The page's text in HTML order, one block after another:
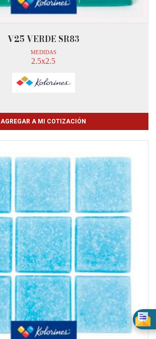
V25 VERDE SR83
MEDIDAS
2.5x2.5
AGREGAR A MI COTIZACIÓN